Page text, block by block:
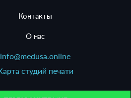
Контакты
О нас
info@medusa.online
студий печати